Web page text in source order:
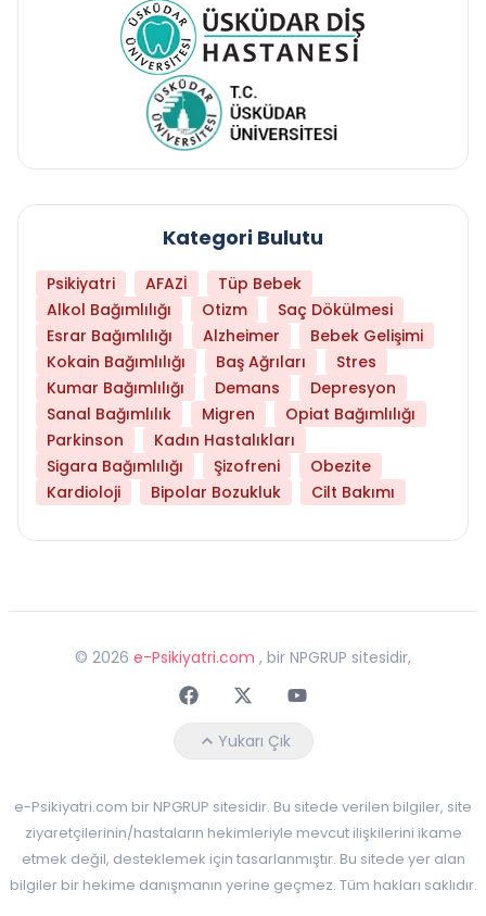
Kategori Bulutu
Psikiyatri AFAZİ
Tüp Bebek
Alkol Bağımlılığı
Otizm
Saç Dökülmesi
Esrar Bağımlılığı
Alzheimer
Bebek Gelişimi
Kokain Bağımlılığı
Baş Ağrıları
Stres
Kumar Bağımlılığı
Demans
Depresyon
Sanal Bağımlılık
Migren
Opiat Bağımlılığı
Parkinson
Kadın Hastalıkları
Sigara Bağımlılığı
Şizofreni
Obezite
Kardioloji
Bipolar Bozukluk Cilt Bakımı
© 2026 e-Psikiyatri.com , bir NPGRUP sitesidir,
FaceebokTwitterYoutube
Yukarı Çık
e-Psikiyatri.com bir NPGRUP sitesidir. Bu sitede verilen bilgiler, site
ziyaretçilerinin/hastaların hekimleriyle mevcut ilişkilerini ikame
etmek değil, desteklemek için tasarlanmıştır. Bu sitede yer alan
bilgiler bir hekime danışmanın yerine geçmez. Tüm hakları saklıdır.